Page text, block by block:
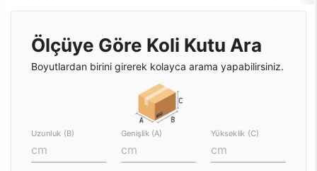
Ölçüye Göre Koli Kutu Ara
Boyutlardan birini girerek kolayca arama yapabilirsiniz.
Uzunluk (B) Genişlik (A) Yükseklik (C)